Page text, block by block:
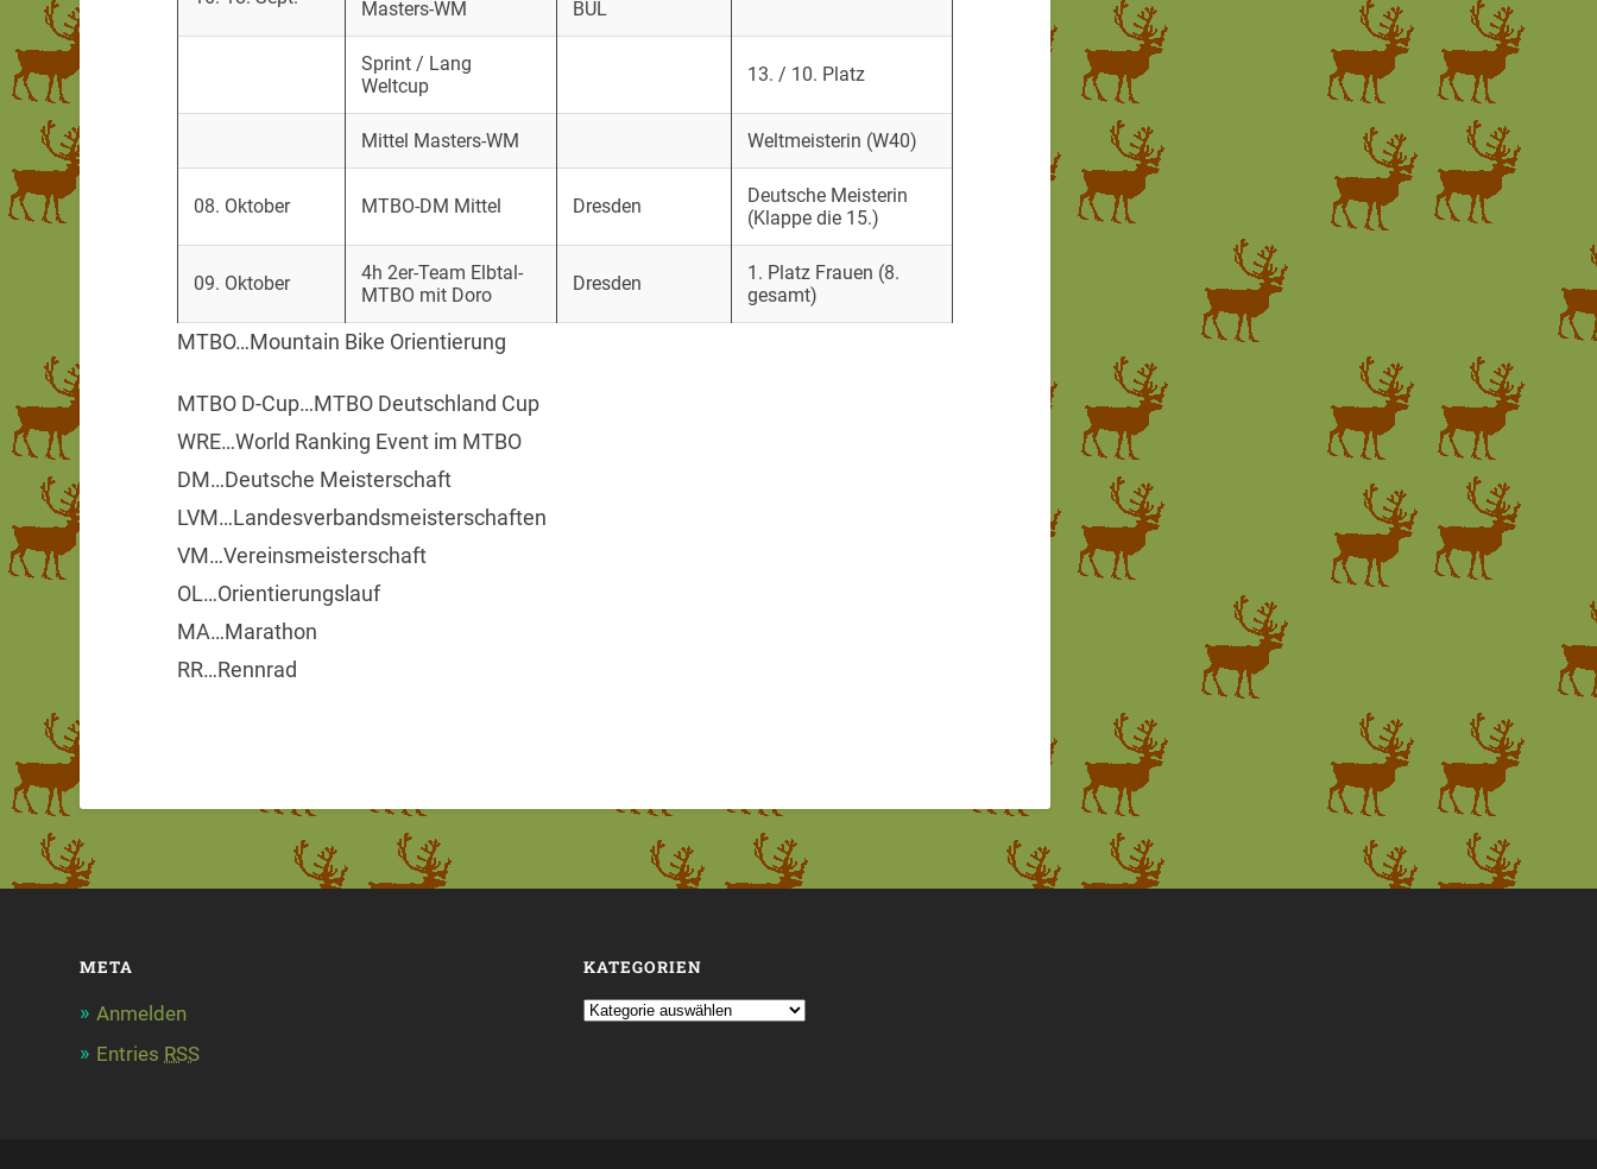
Masters-WM
BUL
Sprint / Lang
Weltcup
13. / 10. Platz
Mittel Masters-WM Weltmeisterin (W40)
08. Oktober MTBO-DM Mittel Dresden
Deutsche Meisterin
(Klappe die 15.)
09. Oktober
4h 2er-Team Elbtal-
MTBO mit Doro
Dresden
1. Platz Frauen (8.
gesamt)
MTBO…Mountain Bike Orientierung
MTBO D-Cup…MTBO Deutschland Cup
WRE…World Ranking Event im MTBO
DM…Deutsche Meisterschaft
LVM…Landesverbandsmeisterschaften
VM…Vereinsmeisterschaft
OL…Orientierungslauf
MA…Marathon
RR…Rennrad
META
Anmelden
Entries RSS
KATEGORIEN